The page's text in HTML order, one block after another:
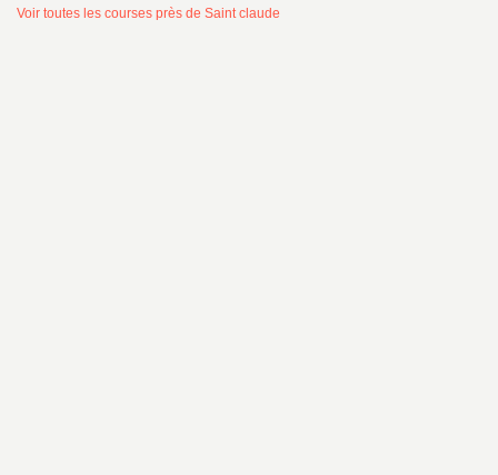
Voir toutes les courses près de Saint claude